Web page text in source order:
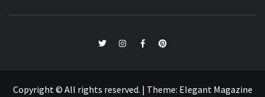
twitterInstagramFacebookPinterest
Copyright © All rights reserved. | Theme: Elegant Magazine